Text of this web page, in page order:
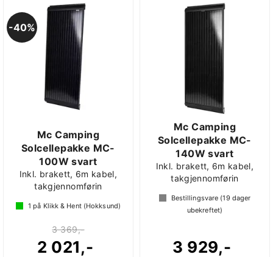
40%
Mc Camping
Solcellepakke MC-
100W svart
Inkl. brakett, 6m kabel,
takgjennomførin
1 på Klikk & Hent (Hokksund)
3 369,-
2 021,-
Mc Camping
Solcellepakke MC-
140W svart
Inkl. brakett, 6m kabel,
takgjennomførin
Bestillingsvare (19dager
ubekreftet)
3 929,-